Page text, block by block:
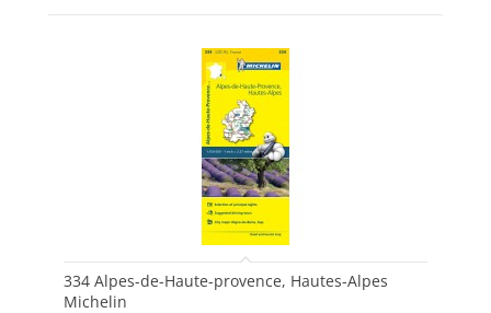
334 Alpes-de-Haute-provence, Hautes-Alpes
Michelin